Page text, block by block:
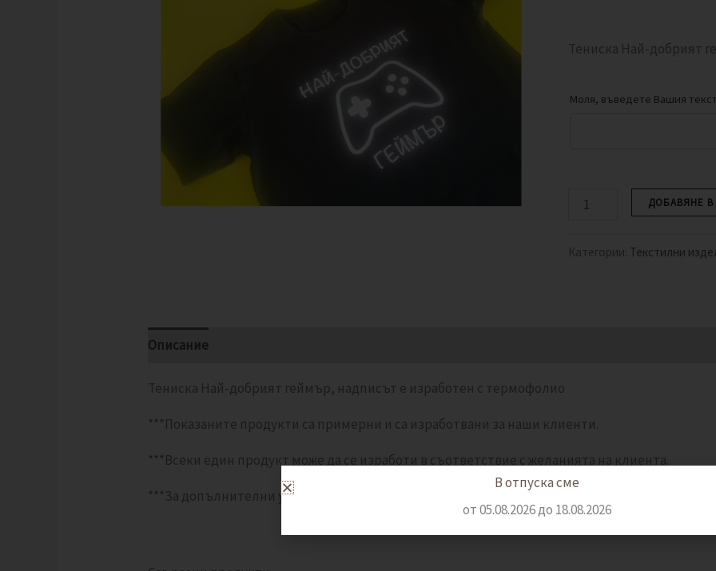
Тениска Най-добрият
Моля, въведете Вашия текст
ДОБАВЯНЕ В
Категории: Текстилни
Описание
Тениска Най-добрият геймър, надписът е изработен с термофолио
***Показаните продукти са примерни и са изработвани за наши клиенти.
***Всеки един продукт може да се изработи в съответствие с желанията на клиента.
***За допълнителни уточнения, свързани с изработването на продукта, моля пишете на
В отпуска сме
от 05.08.2026 до 18.08.2026